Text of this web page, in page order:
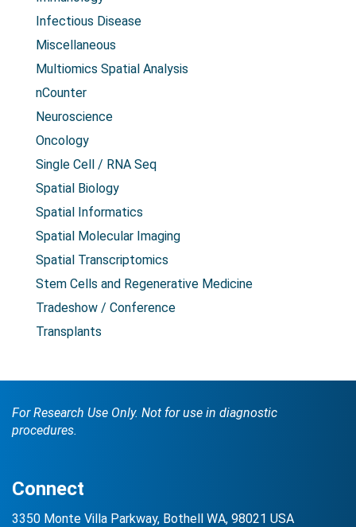
Infectious Disease
Miscellaneous
Multiomics Spatial Analysis
nCounter
Neuroscience
Oncology
Single Cell / RNA Seq
Spatial Biology
Spatial Informatics
Spatial Molecular Imaging
Spatial Transcriptomics
Stem Cells and Regenerative Medicine
Tradeshow / Conference
Transplants
For Research Use Only. Not for use in diagnostic
procedures.
Connect
3350 Monte Villa Parkway, Bothell WA, 98021 USA